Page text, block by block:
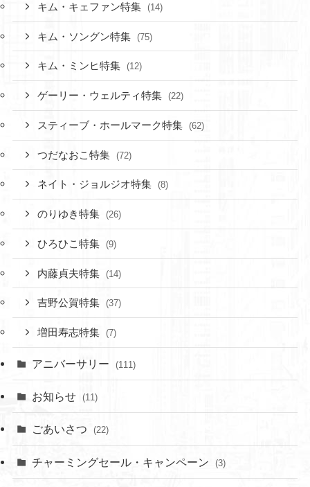
キム・キェファン特集 (14)
キム・ソングン特集 (75)
キム・ミンヒ特集 (12)
ゲーリー・ウェルティ特集 (22)
スティーブ・ホールマーク特集 (62)
つだなおこ特集 (72)
ネイト・ジョルジオ特集 (8)
のりゆき特集 (26)
ひろひこ特集 (9)
内藤貞夫特集 (14)
吉野公賀特集 (37)
増田寿志特集 (7)
アニバーサリー (111)
お知らせ (11)
ごあいさつ (22)
チャーミングセール・キャンペーン (3)